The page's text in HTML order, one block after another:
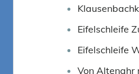
Eifelschleife
Eifelschleife
Von Altenahr